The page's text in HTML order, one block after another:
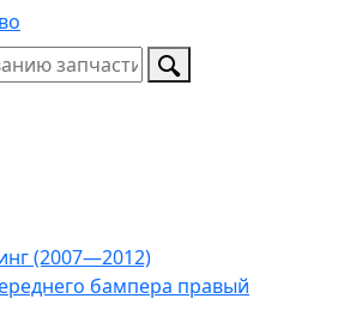
(2007—2012)
бампера правый